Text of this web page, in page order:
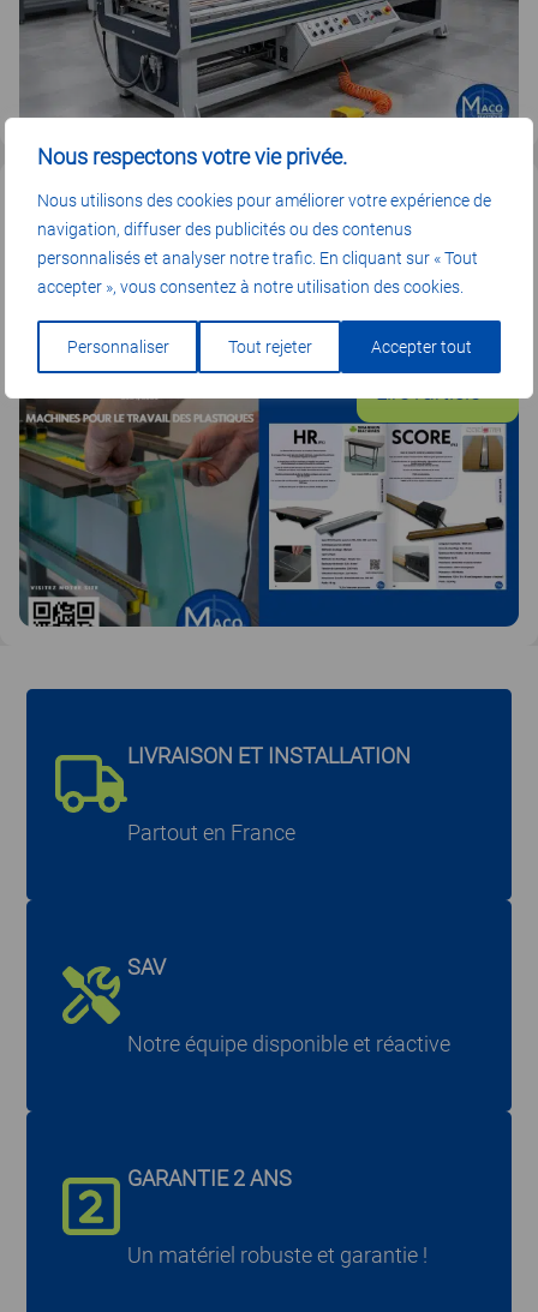
Nous respectons votre vie privée.
Nous utilisons des cookies pour améliorer votre expérience de
navigation, diffuser des publicités ou des contenus
personnalisés et analyser notre trafic. En cliquant sur « Tout
accepter », vous consentez à notre utilisation des cookies.
Personnaliser Tout rejeter Accepter tout
vos
NOS SOLUTIONS
Notre catalogue complet
MacoPlastique
30/5/2024
LIVRAISON ET INSTALLATION
Partout en France
SAV
Notre équipe disponible et réactive
GARANTIE 2 ANS
Un matériel robuste et garantie !